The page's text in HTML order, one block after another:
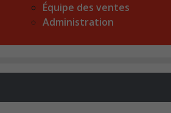
Équipe des ventes
Administration